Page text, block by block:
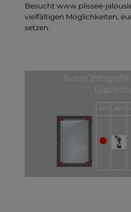
Besucht www.plissee-
vielfältigen Möglichkeiten,
setzen.